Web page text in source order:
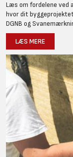
Læs om fordelene ved
hvor dit
DGNB og
LÆS MERE